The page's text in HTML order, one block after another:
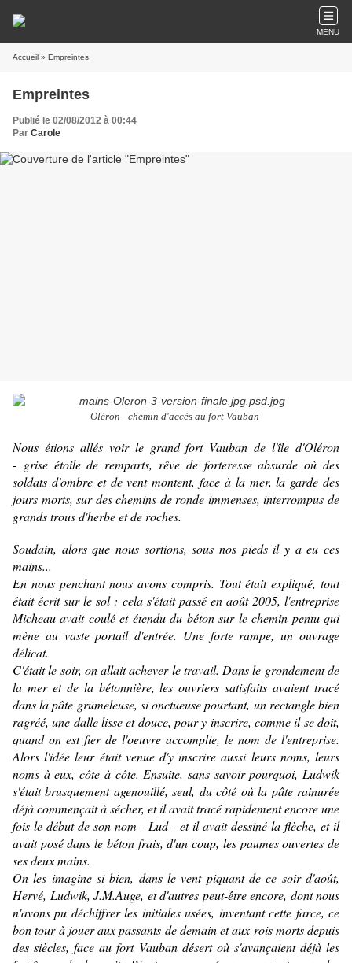
MENU
Accueil » Empreintes
Empreintes
Publié le 02/08/2012 à 00:44
Par Carole
Oléron - chemin d'accès au fort Vauban
Nous étions allés voir le grand fort Vauban de l'île d'Oléron
- grise étoile de remparts, rêve de forteresse absurde où des
soldats d'ombre et de vent montent, face à la mer, la garde des
jours morts, sur des chemins de ronde immenses, interrompus de
grands trous d'herbe et de roches.
Soudain, alors que nous sortions, sous nos pieds il y a eu ces
mains...
En nous penchant nous avons compris. Tout était expliqué, tout
était écrit sur le sol : cela s'était passé en août 2005, l'entreprise
Micheau avait coulé et étendu du béton sur le chemin pentu qui
mène au vaste portail d'entrée. Une forte rampe, un ouvrage
délicat.
C'était le soir, on allait achever le travail. Dans le grondement de
la mer et de la bétonnière, les ouvriers satisfaits avaient tracé
dans la pâte grumeleuse, si onctueuse pourtant, un rectangle bien
ragréé, une dalle lisse et douce, pour y inscrire, comme il se doit,
quand on est fier de l'oeuvre accomplie, le nom de l'entreprise.
Alors l'idée leur était venue d'y inscrire aussi leurs noms, leurs
noms à eux, côte à côte. Ensuite, sans savoir pourquoi, Ludwik
s'était brusquement agenouillé, seul, du côté où la pâte rainurée
déjà commençait à sécher, et il avait tracé rapidement encore une
fois le début de son nom - Lud - et il avait dessiné la flèche, et il
avait posé dans le béton frais, d'un coup, les paumes ouvertes de
ses deux mains.
On les imagine si bien, dans le vent piquant de ce soir d'août,
Hervé, Ludwik, J.M.Auge, et d'autres peut-être encore, dont nous
n'avons pu déchiffrer les initiales usées, inventant cette farce, ce
bon tour à jouer aux passants de demain et aux rois morts depuis
des siècles, face au fort Vauban désert où s'avançaient déjà les